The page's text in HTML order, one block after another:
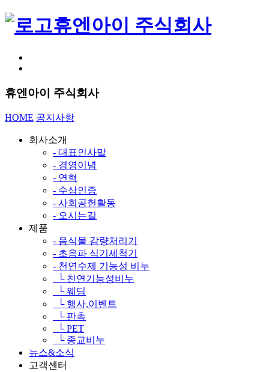
휴엔아이 주식회사
휴엔아이 주식회사
HOME 공지사항
회사소개
- 대표인사말
- 경영이념
- 연혁
- 수상인증
- 사회공헌활동
- 오시는길
제품
- 음식물 감량처리기
- 초음파 식기세척기
- 천연수제 기능성 비누
└ 천연기능성비누
└ 웨딩
└ 행사,이벤트
└ 판촉
└ PET
└ 종교비누
뉴스&소식
고객센터